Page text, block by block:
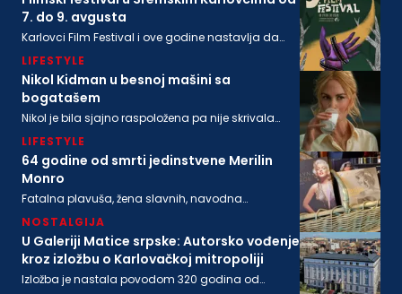
7. do 9. avgusta
Karlovci Film Festival i ove godine nastavlja da
savremenog autorskog izraza
LIFESTYLE
Nikol Kidman u besnoj mašini sa
bogatašem
Nikol je bila sjajno raspoložena pa nije skrivala
biznismenaMajkla Rajstina (55) koji se sve češće
viđa u društvu oskarovke
LIFESTYLE
64 godine od smrti jedinstvene Merilin
Monro
Fatalna plavuša, žena slavnih, navodna
stanu na današnji dan 1962. godine
NOSTALGIJA
U Galeriji Matice srpske: Autorsko vođenje
kroz izložbu o Karlovačkoj mitropoliji
Izložba je nastala povodom 320 godina od